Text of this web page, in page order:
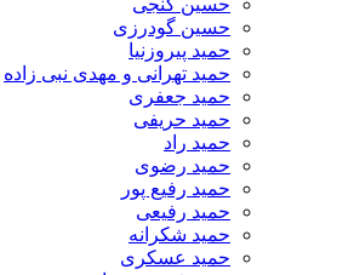
حسین گنجی
حسین گودرزی
حمید پیروزنیا
حمید تهرانی و مهدی نبی زاده
حمید جعفری
حمید حریفی
حمید راد
حمید رضوی
حمید رفیع پور
حمید رفیعی
حمید شکرانه
حمید عسکری